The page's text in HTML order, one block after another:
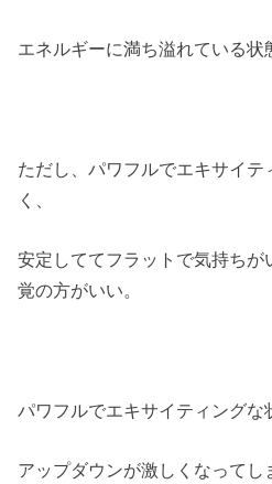
エネルギーに満ち溢れている状
ただし、パワフルでエキサイテ
く、
安定しててフラットで気持ち
覚の方がいい。
パワフルでエキサイティングな
アップダウンが激しくなってし